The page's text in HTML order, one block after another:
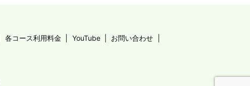
各コース利用料金 YouTube
お問い合わせ